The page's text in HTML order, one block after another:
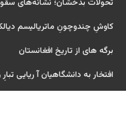
تحولات بدخشان؛ نشانه‌های
کاوشِ چندو‌چونِ ماتریالیسم
برگه های از تاریخ افغانستان
افتخار به دانشگاهیان آ ریایی تبارِ